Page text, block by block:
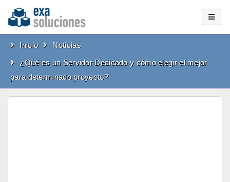
Inicio
Noticias
¿Qué es un Servidor Dedicado y cómo elegir el mejor
para determinado proyecto?